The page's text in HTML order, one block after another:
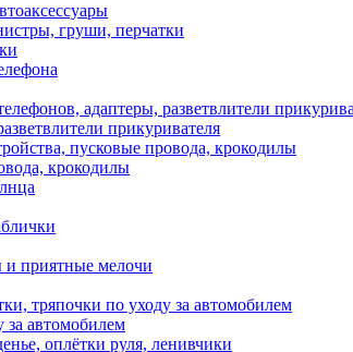
прикуривателя
крокодилы
за автомобилем